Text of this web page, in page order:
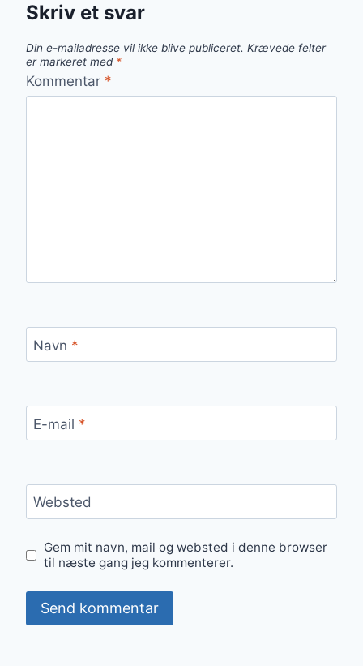
Skriv et svar
Din e-mailadresse vil ikke blive publiceret. Krævede felter
er markeret med *
Kommentar *
Navn *
E-mail *
Websted
Gem mit navn, mail og websted i denne browser
til næste gang jeg kommenterer.